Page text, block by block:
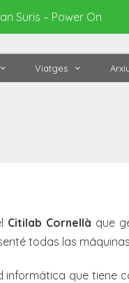
Viatges
Citilab Cornellà que
todas las
informática que tiene
Suris – Power On